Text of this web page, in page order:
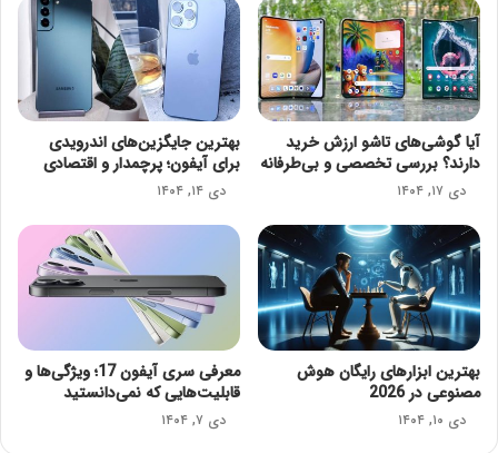
آیا گوشی‌های تاشو ارزش خرید
دارند؟ بررسی تخصصی و بی‌طرفانه
دی ۱۷, ۱۴۰۴
بهترین جایگزین‌های اندرویدی
برای آیفون؛ پرچمدار و اقتصادی
دی ۱۴, ۱۴۰۴
بهترین ابزارهای رایگان هوش
مصنوعی در 2026
دی ۱۰, ۱۴۰۴
معرفی سری آیفون 17؛ ویژگی‌ها و
قابلیت‌هایی که نمی‌دانستید
دی ۷, ۱۴۰۴